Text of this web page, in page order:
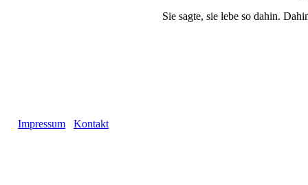
Sie sagte, sie lebe so dahin.
Impressum Kontakt